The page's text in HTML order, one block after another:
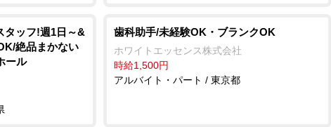
タッフ!週1日～&
絶品まかない
ール
歯科助手/未経験OK・ブランクOK
ホワイトエッセンス株式会社
時給1,500円
アルバイト・パート / 東京都